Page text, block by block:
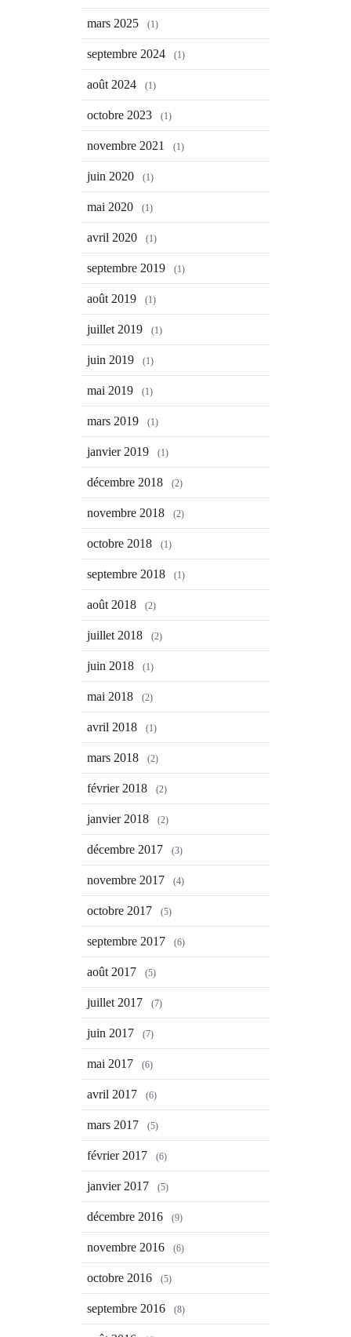
mars 2025 (1)
septembre 2024 (1)
août 2024 (1)
octobre 2023 (1)
novembre 2021 (1)
juin 2020 (1)
mai 2020 (1)
avril 2020 (1)
septembre 2019 (1)
août 2019 (1)
juillet 2019 (1)
juin 2019 (1)
mai 2019 (1)
mars 2019 (1)
janvier 2019 (1)
décembre 2018 (2)
novembre 2018 (2)
octobre 2018 (1)
septembre 2018 (1)
août 2018 (2)
juillet 2018 (2)
juin 2018 (1)
mai 2018 (2)
avril 2018 (1)
mars 2018 (2)
février 2018 (2)
janvier 2018 (2)
décembre 2017 (3)
novembre 2017 (4)
octobre 2017 (5)
septembre 2017 (6)
août 2017 (5)
juillet 2017 (7)
juin 2017 (7)
mai 2017 (6)
avril 2017 (6)
mars 2017 (5)
février 2017 (6)
janvier 2017 (5)
décembre 2016 (9)
novembre 2016 (6)
octobre 2016 (5)
septembre 2016 (8)